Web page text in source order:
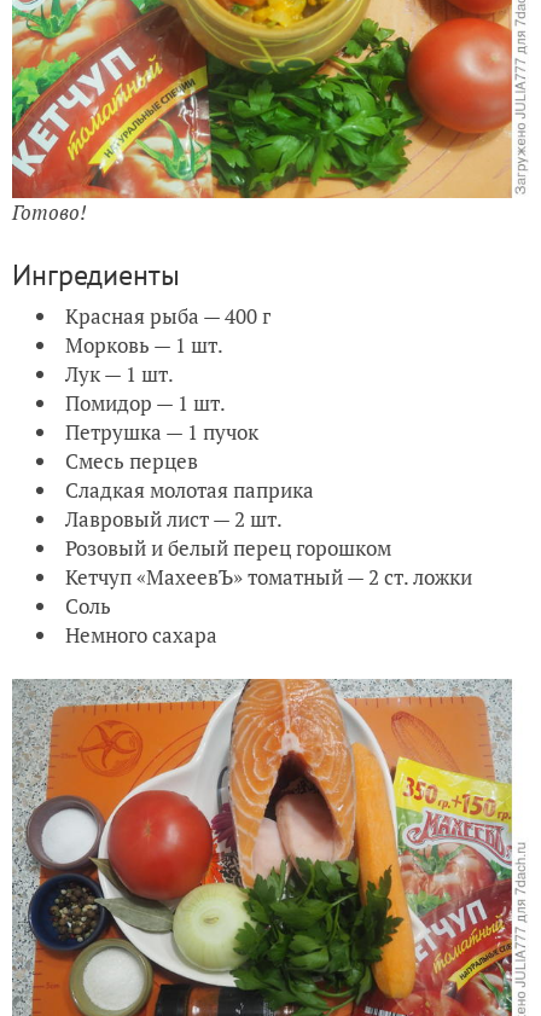
Готово!
Ингредиенты
Красная рыба — 400 г
Морковь — 1 шт.
Лук — 1 шт.
Помидор — 1 шт.
Петрушка — 1 пучок
Смесь перцев
Сладкая молотая паприка
Лавровый лист — 2 шт.
Розовый и белый перец горошком
Кетчуп «МахеевЪ» томатный — 2 ст. ложки
Соль
Немного сахара